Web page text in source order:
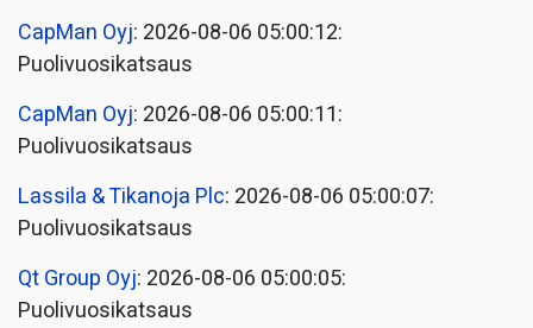
CapMan Oyj: 2026-08-06 05:00:12:
Puolivuosikatsaus
CapMan Oyj: 2026-08-06 05:00:11:
Puolivuosikatsaus
Lassila & Tikanoja Plc: 2026-08-06 05:00:07:
Puolivuosikatsaus
Qt Group Oyj: 2026-08-06 05:00:05:
Puolivuosikatsaus